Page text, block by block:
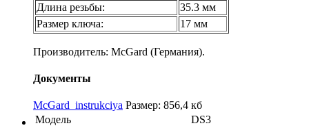
Длина резьбы:
35.3 мм
Размер ключа:
17 мм
Производитель: McGard (Германия).
Документы
McGard_instrukciya Размер: 856,4 кб
Модель
DS3